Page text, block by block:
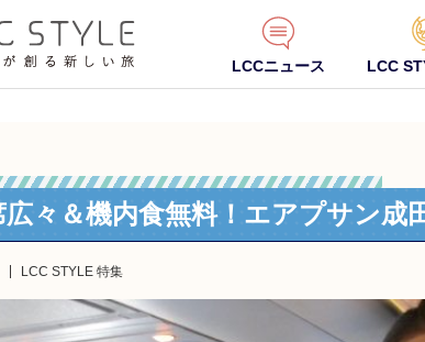
LCCニュース LCC
広々＆機内食無料！エアプサン成
LCC STYLE 特集